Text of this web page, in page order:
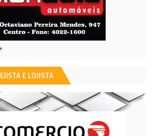
E LOJISTA